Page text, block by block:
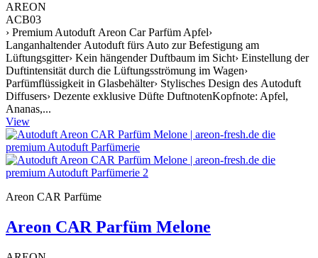
AREON
ACB03
› Premium Autoduft Areon Car Parfüm Apfel›
Langanhaltender Autoduft fürs Auto zur Befestigung am
Lüftungsgitter› Kein hängender Duftbaum im Sicht› Einstellung der
Duftintensität durch die Lüftungsströmung im Wagen›
Parfümflüssigkeit in Glasbehälter› Stylisches Design des Autoduft
Diffusers› Dezente exklusive Düfte DuftnotenKopfnote: Apfel,
Ananas,...
View
Areon CAR Parfüme
Areon CAR Parfüm Melone